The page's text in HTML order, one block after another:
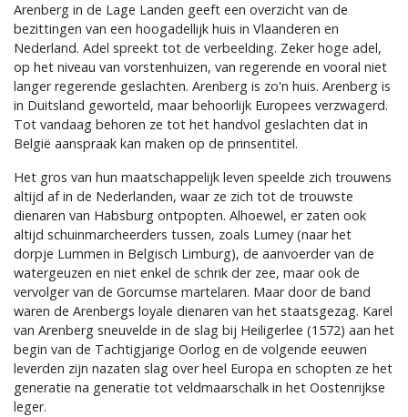
Arenberg in de Lage Landen geeft een overzicht van de
bezittingen van een hoogadellijk huis in Vlaanderen en
Nederland. Adel spreekt tot de verbeelding. Zeker hoge adel,
op het niveau van vorstenhuizen, van regerende en vooral niet
langer regerende geslachten. Arenberg is zo'n huis. Arenberg is
in Duitsland geworteld, maar behoorlijk Europees verzwagerd.
Tot vandaag behoren ze tot het handvol geslachten dat in
België aanspraak kan maken op de prinsentitel.
Het gros van hun maatschappelijk leven speelde zich trouwens
altijd af in de Nederlanden, waar ze zich tot de trouwste
dienaren van Habsburg ontpopten. Alhoewel, er zaten ook
altijd schuinmarcheerders tussen, zoals Lumey (naar het
dorpje Lummen in Belgisch Limburg), de aanvoerder van de
watergeuzen en niet enkel de schrik der zee, maar ook de
vervolger van de Gorcumse martelaren. Maar door de band
waren de Arenbergs loyale dienaren van het staatsgezag. Karel
van Arenberg sneuvelde in de slag bij Heiligerlee (1572) aan het
begin van de Tachtigjarige Oorlog en de volgende eeuwen
leverden zijn nazaten slag over heel Europa en schopten ze het
generatie na generatie tot veldmaarschalk in het Oostenrijkse
leger.